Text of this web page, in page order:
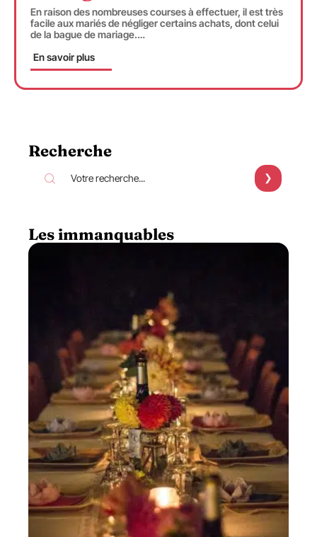
En raison des nombreuses courses à effectuer, il est très
facile aux mariés de négliger certains achats, dont celui
de la bague de mariage.…
En savoir plus
Recherche
Les immanquables